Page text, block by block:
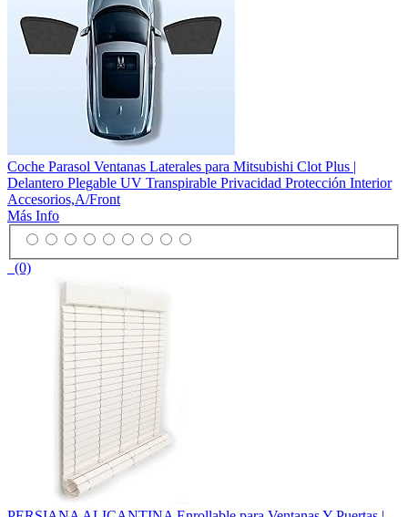
Coche Parasol Ventanas Laterales para Mitsubishi Clot Plus |
Delantero Plegable UV Transpirable Privacidad Protección Interior
Accesorios,A/Front
Más Info
(0)